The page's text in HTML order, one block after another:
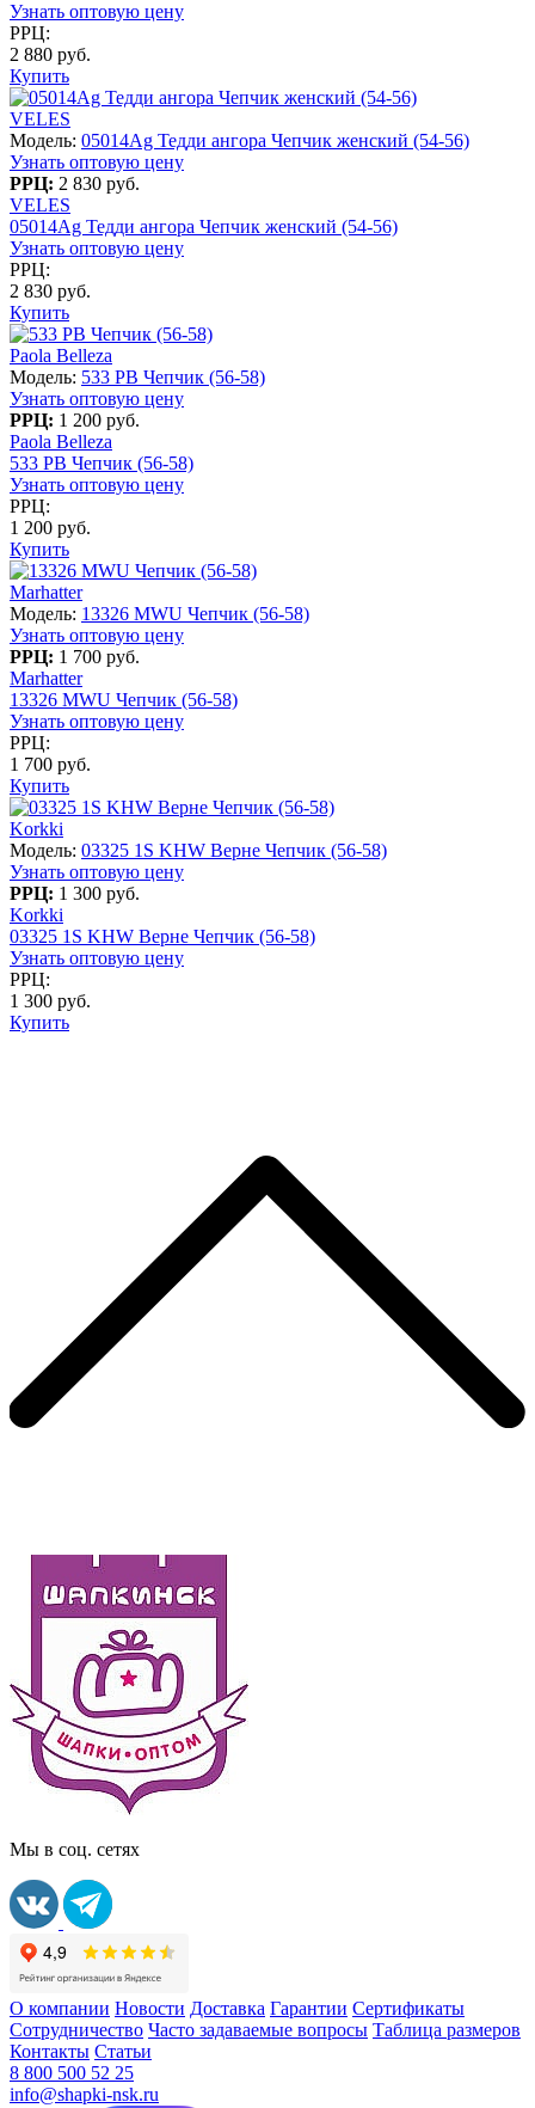
Узнать оптовую цену
РРЦ:
2 880 руб.
Купить
VELES
Модель: 05014Ag Тедди ангора Чепчик женский (54-56)
Узнать оптовую цену
РРЦ: 2 830 руб.
VELES
05014Ag Тедди ангора Чепчик женский (54-56)
Узнать оптовую цену
РРЦ:
2 830 руб.
Купить
Paola Belleza
Модель: 533 PB Чепчик (56-58)
Узнать оптовую цену
РРЦ: 1 200 руб.
Paola Belleza
533 PB Чепчик (56-58)
Узнать оптовую цену
РРЦ:
1 200 руб.
Купить
Marhatter
Модель: 13326 MWU Чепчик (56-58)
Узнать оптовую цену
РРЦ: 1 700 руб.
Marhatter
13326 MWU Чепчик (56-58)
Узнать оптовую цену
РРЦ:
1 700 руб.
Купить
Korkki
Модель: 03325 1S KHW Верне Чепчик (56-58)
Узнать оптовую цену
РРЦ: 1 300 руб.
Korkki
03325 1S KHW Верне Чепчик (56-58)
Узнать оптовую цену
РРЦ:
1 300 руб.
Купить
Мы в соц. сетях
О компании Новости Доставка Гарантии Сертификаты
Сотрудничество Часто задаваемые вопросы Таблица размеров
Контакты Статьи
8 800 500 52 25
info@shapki-nsk.ru